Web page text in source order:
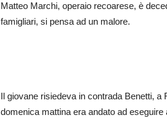
Matteo Marchi, operaio recoarese, è
famigliari, si pensa ad un malore.
Il giovane risiedeva in contrada Benetti,
domenica mattina era andato ad